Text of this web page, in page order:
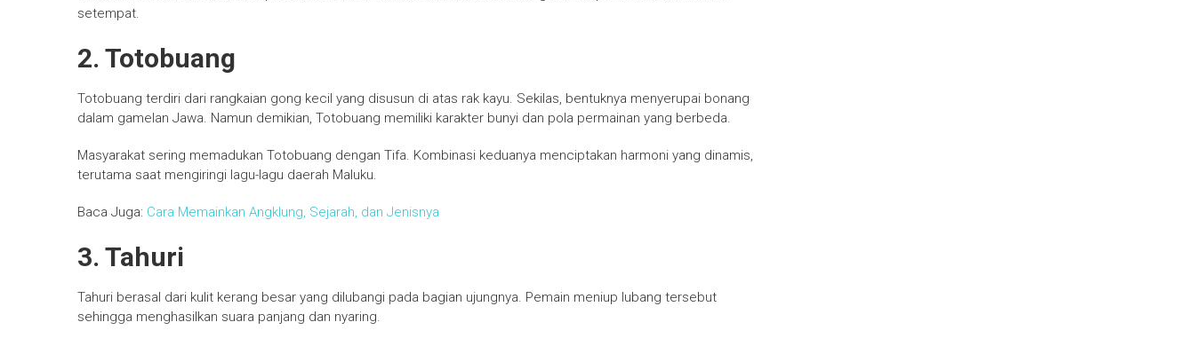
setempat.
2. Totobuang
Totobuang terdiri dari rangkaian gong kecil yang disusun di atas rak kayu. Sekilas, bentuknya menyerupai bonang
dalam gamelan Jawa. Namun demikian, Totobuang memiliki karakter bunyi dan pola permainan yang berbeda.
Masyarakat sering memadukan Totobuang dengan Tifa. Kombinasi keduanya menciptakan harmoni yang dinamis,
terutama saat mengiringi lagu-lagu daerah Maluku.
Baca Juga: Cara Memainkan Angklung, Sejarah, dan Jenisnya
3. Tahuri
Tahuri berasal dari kulit kerang besar yang dilubangi pada bagian ujungnya. Pemain meniup lubang tersebut
sehingga menghasilkan suara panjang dan nyaring.